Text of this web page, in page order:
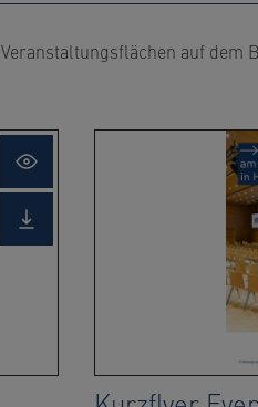
auf
Open
lightbox
Download
file